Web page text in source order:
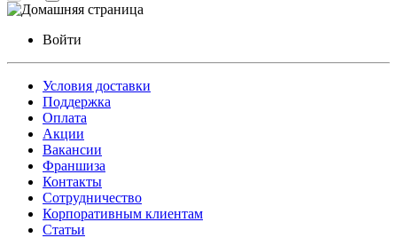
Войти
Условия доставки
Поддержка
Оплата
Акции
Вакансии
Франшиза
Контакты
Сотрудничество
Корпоративным клиентам
Статьи